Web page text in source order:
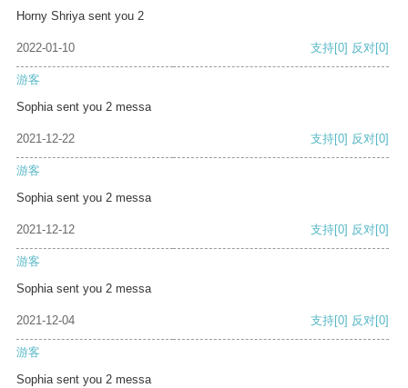
Horny Shriya sent you 2
2022-01-10 支持[0] 反对[0]
游客
Sophia sent you 2 messa
2021-12-22 支持[0] 反对[0]
游客
Sophia sent you 2 messa
2021-12-12 支持[0] 反对[0]
游客
Sophia sent you 2 messa
2021-12-04 支持[0] 反对[0]
游客
Sophia sent you 2 messa